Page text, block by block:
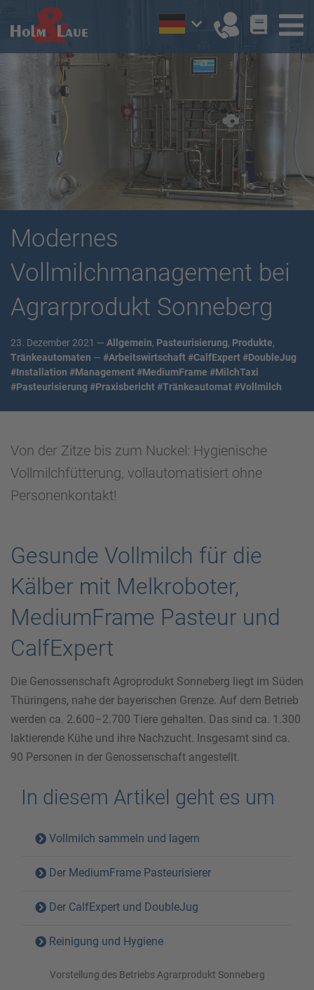
Modernes
Vollmilchmanagement bei
Agrarprodukt Sonneberg
23. Dezember 2021 — Allgemein, Pasteurisierung, Produkte,
Tränkeautomaten — #Arbeitswirtschaft#CalfExpert#DoubleJug
#Installation #Management#MediumFrame #MilchTaxi
#Pasteurisierung #Praxisbericht#Tränkeautomat#Vollmilch
Von der Zitze bis zum Nuckel: Hygienische
Vollmilchfütterung, vollautomatisiert ohne
Personenkontakt!
Gesunde Vollmilch für die
Kälber mit Melkroboter,
MediumFrame Pasteur und
CalfExpert
Die Genossenschaft Agroprodukt Sonneberg liegt im Süden
Thüringens, nahe der bayerischen Grenze. Auf dem Betrieb
werden ca. 2.600–2.700 Tiere gehalten. Das sind ca. 1.300
laktierende Kühe und ihre Nachzucht. Insgesamt sind ca.
90 Personen in der Genossenschaft angestellt.
In diesem Artikel geht es um
Vollmilch sammeln und lagern
Der MediumFrame Pasteurisierer
Der CalfExpert und DoubleJug
Reinigung und Hygiene
Vorstellung des Betriebs Agrarprodukt Sonneberg